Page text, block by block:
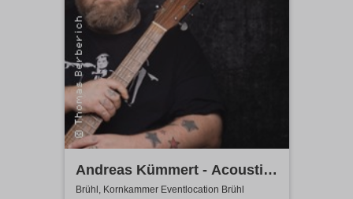
Andreas Kümmert - Acoustic
Duo
Brühl, Kornkammer Eventlocation Brühl